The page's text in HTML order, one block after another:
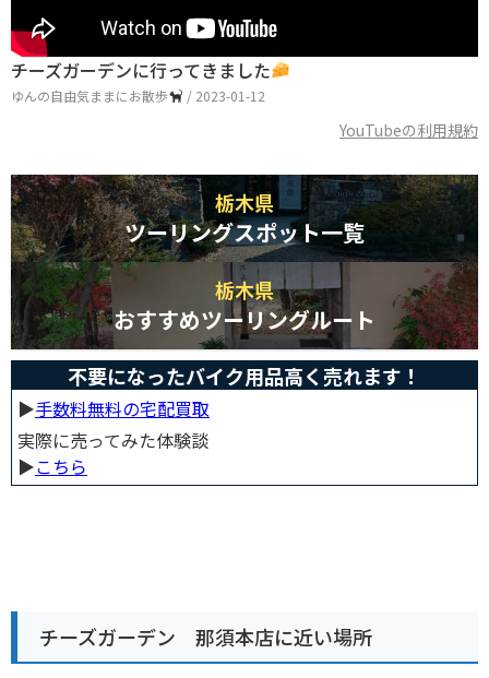
チーズガーデンに行ってきました
ゆんの自由気ままにお散歩 / 2023-01-12
YouTubeの利用規約
栃木県
ツーリングスポット一覧
栃木県
おすすめツーリングルート
不要になったバイク用品高く売れます！
▶︎手数料無料の宅配買取
実際に売ってみた体験談
▶︎こちら
チーズガーデン 那須本店に近い場所